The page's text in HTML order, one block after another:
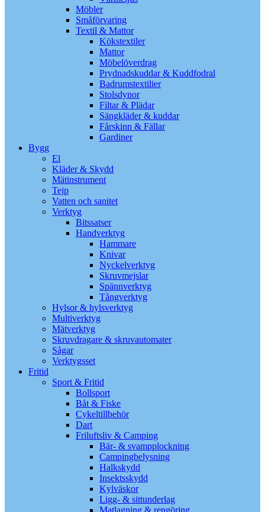
Möbler
Småförvaring
Textil & Mattor
Kökstextiler
Mattor
Möbelöverdrag
Prydnadskuddar & Kuddfodral
Badrumstextilier
Stolsdynor
Filtar & Plädar
Sängkläder & kuddar
Fårskinn & Fällar
Gardiner
Bygg
El
Kläder & Skydd
Mätinstrument
Tejp
Vatten och sanitet
Verktyg
Bitssatser
Handverktyg
Hammare
Knivar
Nyckelverktyg
Skruvmejslar
Spännverktyg
Tångverktyg
Hylsor & hylsverktyg
Multiverktyg
Mätverktyg
Skruvdragare & skruvautomater
Sågar
Verktygsset
Fritid
Sport & Fritid
Bollsport
Båt & Fiske
Cykeltillbehör
Dart
Friluftsliv & Camping
Bär- & svampplockning
Campingbelysning
Halkskydd
Insektsskydd
Kylväskor
Ligg- & sittunderlag
Matlagning & rengöring